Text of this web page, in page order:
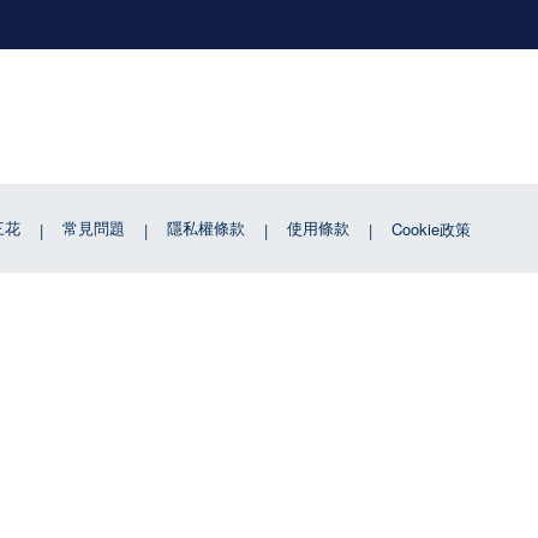
花 常見問題 隱私權條款 使用條款 Cookie政策